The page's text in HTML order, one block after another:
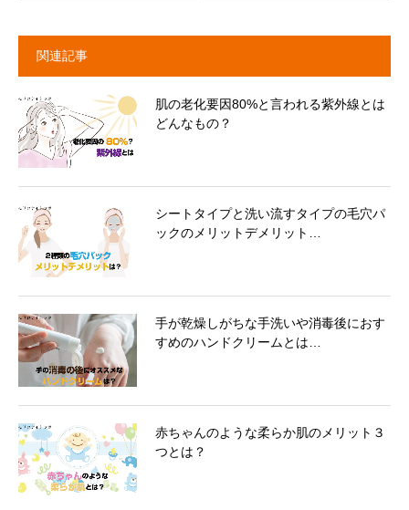
関連記事
肌の老化要因80%と言われる紫外線とは
どんなもの？
シートタイプと洗い流すタイプの毛穴パ
ックのメリットデメリット…
手が乾燥しがちな手洗いや消毒後におす
すめのハンドクリームとは…
赤ちゃんのような柔らか肌のメリット３
つとは？